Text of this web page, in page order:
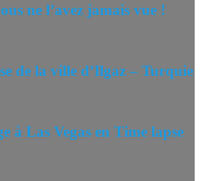
ne l’avez jamais vue !
de la ville d’Ilgaz – Turquie
à Las Vegas en Time lapse